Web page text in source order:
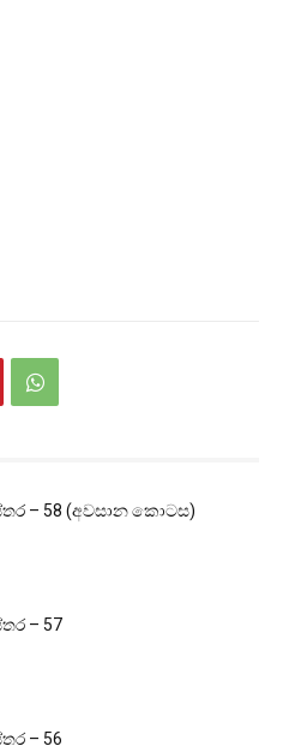
– 58 (අවසාන කොටස)
– 57
– 56